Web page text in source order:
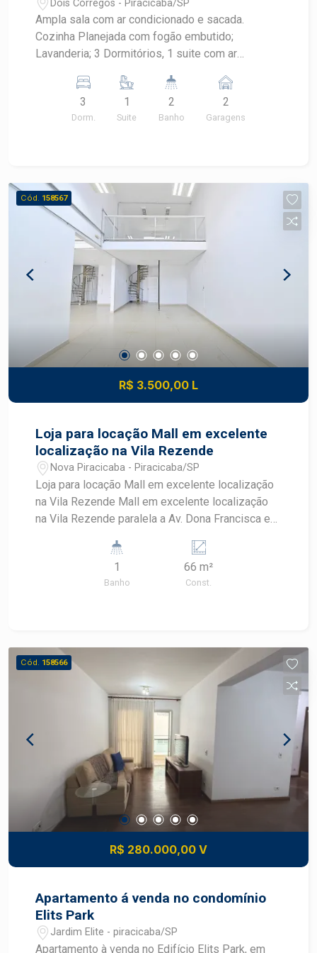
Dois Córregos - Piracicaba/SP
Ampla sala com ar condicionado e sacada.
Cozinha Planejada com fogão embutido;
Lavanderia; 3 Dormitórios, 1 suite com ar
3
Dorm.
1
Suite
2
Banho
2
Garagens
Cód. 158567
R$ 3.500,00 L
Loja para locação Mall em excelente
localização na Vila Rezende
Nova Piracicaba - Piracicaba/SP
Loja para locação Mall em excelente localização
na Vila Rezende Mall em excelente localização
na Vila Rezende paralela a Av. Dona Francisca e
aproximadamente 66 m2 com mezanino e
banheiro privativo (obs: podendo ser locada sala
dupla, acrescentando mais 66 m2) * fachada em
juntas
1
Banho
66 m²
Const.
Cód. 158566
R$ 280.000,00 V
Apartamento á venda no condomínio
Elits Park
Jardim Elite - piracicaba/SP
Apartamento à venda no Edifício Elits Park, em